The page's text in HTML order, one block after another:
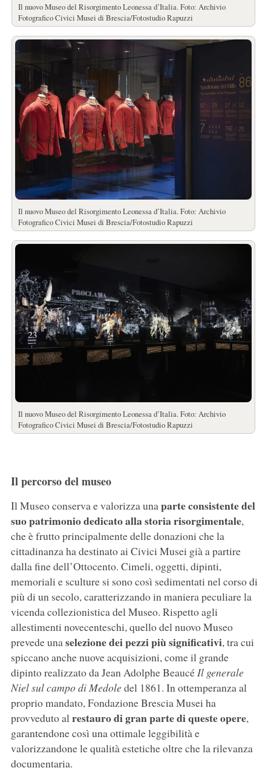
Il nuovo Museo del Risorgimento Leonessa d’Italia. Foto: Archivio
Fotografico Civici Musei di Brescia/Fotostudio Rapuzzi
Il nuovo Museo del Risorgimento Leonessa d’Italia. Foto: Archivio
Fotografico Civici Musei di Brescia/Fotostudio Rapuzzi
Il nuovo Museo del Risorgimento Leonessa d’Italia. Foto: Archivio
Fotografico Civici Musei di Brescia/Fotostudio Rapuzzi
Il percorso del museo
Il Museo conserva e valorizza unaparte consistente del
suo patrimonio dedicato alla storia risorgimentale,
che è frutto principalmente delle donazioni che la
cittadinanza ha destinato ai Civici Musei già a partire
dalla fine dell’Ottocento. Cimeli, oggetti, dipinti,
memoriali e sculture si sono così sedimentati nel corso di
più di un secolo, caratterizzando in maniera peculiare la
vicenda collezionistica del Museo. Rispetto agli
allestimenti novecenteschi, quello del nuovo Museo
prevede unaselezione dei pezzi più significativi, tra cui
spiccano anche nuove acquisizioni, come il grande
dipinto realizzato da Jean Adolphe BeaucéIl generale
Niel sul campo di Medoledel 1861. In ottemperanza al
proprio mandato, Fondazione Brescia Musei ha
provveduto alrestauro di gran parte di queste opere,
garantendone così una ottimale leggibilità e
valorizzandone le qualità estetiche oltre che la rilevanza
documentaria.